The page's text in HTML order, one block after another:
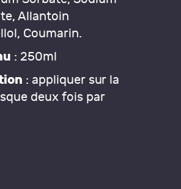
Allantoin
Coumarin.
: 250ml
: appliquer sur la
deux fois par